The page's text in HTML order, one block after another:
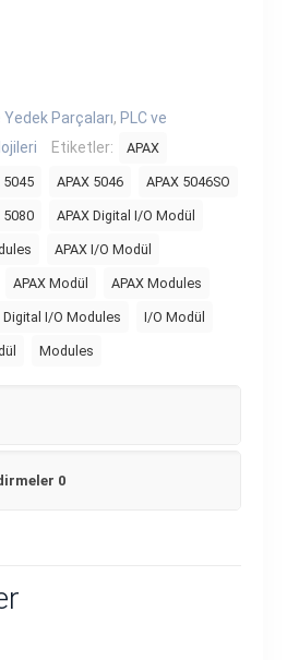
Yedek Parçaları, PLC ve
Etiketler: APAX
5045 APAX 5046 APAX 5046SO
5080 APAX Digital I/O Modül
APAX I/O Modül
APAX Modül APAX Modules
Digital I/O Modules I/O Modül
Modules
0